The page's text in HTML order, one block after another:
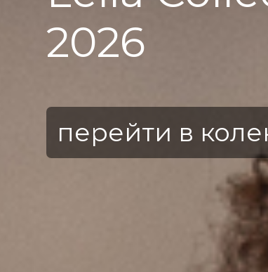
2026
перейти в